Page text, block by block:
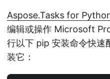
Aspose.Tasks for
编辑或操作 Microsoft
行以下 pip 安装命令快速
装它：